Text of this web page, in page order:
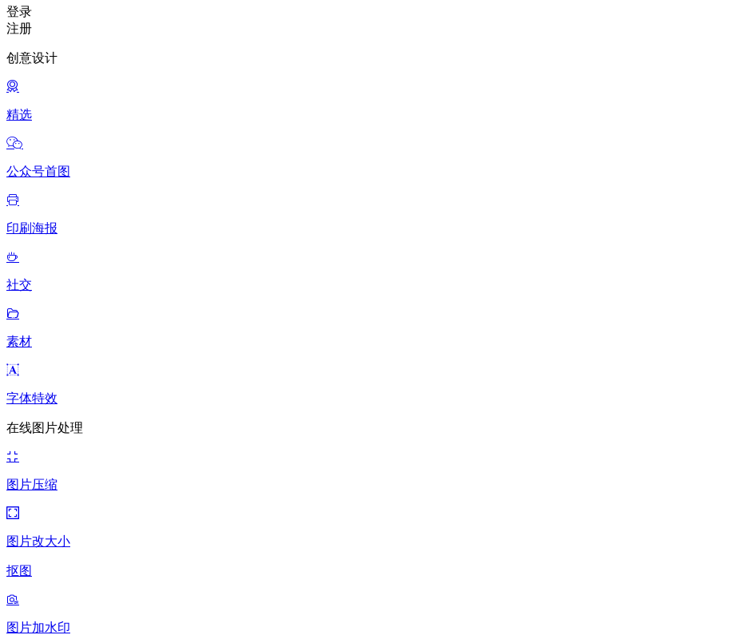
登录
注册
创意设计
精选
公众号首图
印刷海报
社交
素材
字体特效
在线图片处理
图片压缩
图片改大小
抠图
图片加水印